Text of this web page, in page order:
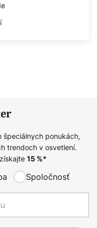
špeciálnych ponukách,
trendoch v osvetlení.
15%*
Spoločnosť